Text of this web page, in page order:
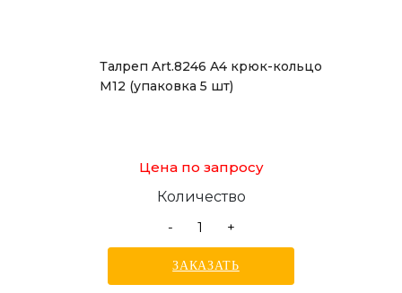
Талреп Art.8246 A4 крюк-кольцо
М12 (упаковка 5 шт)
Цена по запросу
Количество
-
+
ЗАКАЗАТЬ